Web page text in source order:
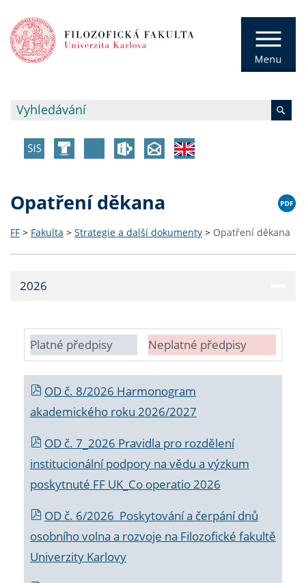
Opatření děkana
FF > Fakulta > Strategie a další dokumenty > Opatření děkana
2026
Platné předpisy Neplatné předpisy
OD č. 8/2026 Harmonogram
akademického roku 2026/2027
OD č. 7_2026 Pravidla pro rozdělení
institucionální podpory na vědu a výzkum
poskytnuté FF UK_Co operatio 2026
OD č. 6/2026 Poskytování a čerpání dnů
osobního volna a rozvoje na Filozofické fakultě
Univerzity Karlovy